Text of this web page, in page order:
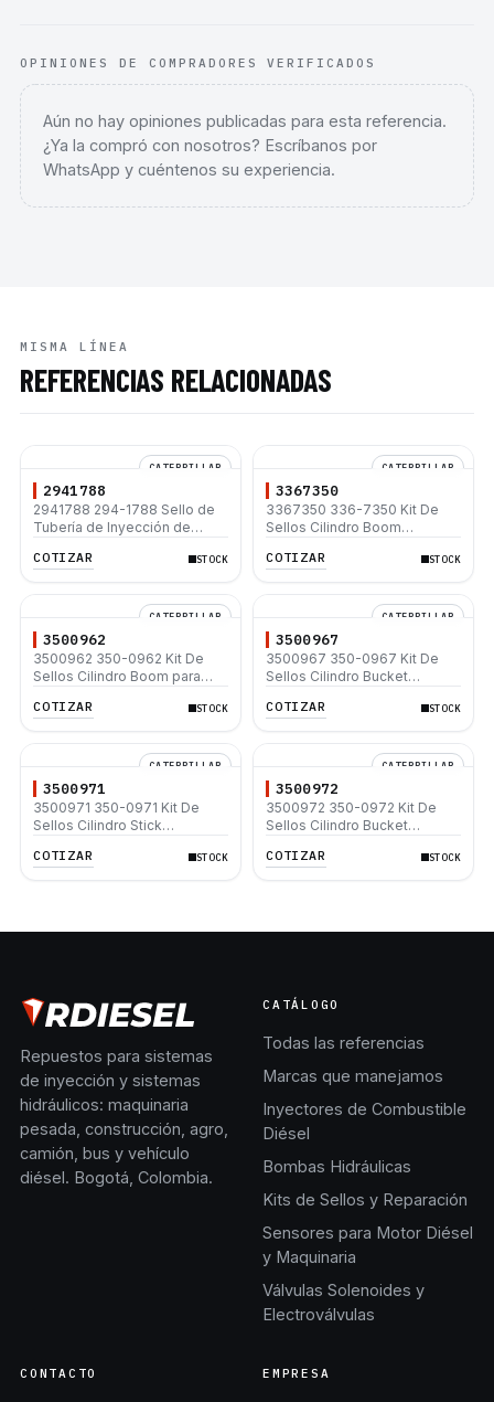
OPINIONES DE COMPRADORES VERIFICADOS
Aún no hay opiniones publicadas para esta referencia.
¿Ya la compró con nosotros? Escríbanos por
WhatsApp y cuéntenos su experiencia.
MISMA LÍNEA
REFERENCIAS RELACIONADAS
CATERPILLAR
2941788
2941788 294-1788 Sello de
Tubería de Inyección de
Caterpillar C4.2 C6.4
COTIZAR STOCK
CATERPILLAR
3367350
3367350 336-7350 Kit De
Sellos Cilindro Boom
COTIZAR STOCK
CATERPILLAR
3500962
3500962 350-0962 Kit De
Sellos Cilindro Boom para
320D2 320D2 L
COTIZAR STOCK
CATERPILLAR
3500967
3500967 350-0967 Kit De
Sellos Cilindro Bucket
320D2 320D2 L
COTIZAR STOCK
CATERPILLAR
3500971
3500971 350-0971 Kit De
Sellos Cilindro Stick
320D2 320D2 L
COTIZAR STOCK
CATERPILLAR
3500972
3500972 350-0972 Kit De
Sellos Cilindro Bucket
326D2 L 326D2
COTIZAR STOCK
Repuestos para sistemas
de inyección y sistemas
hidráulicos: maquinaria
pesada, construcción, agro,
camión, bus y vehículo
diésel. Bogotá, Colombia.
CATÁLOGO
Todas las referencias
Marcas que manejamos
Inyectores de Combustible
Diésel
Bombas Hidráulicas
Kits de Sellos y Reparación
Sensores para Motor Diésel
y Maquinaria
Válvulas Solenoides y
Electroválvulas
CONTACTO EMPRESA